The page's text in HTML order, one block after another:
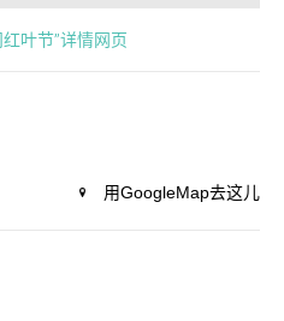
叶节”详情网页
用GoogleMap去这儿